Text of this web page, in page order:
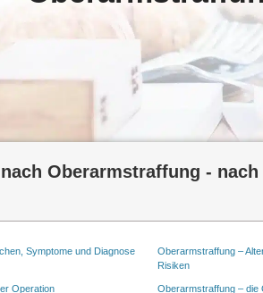
Oberarmstraffung -
Symptome und Diagnose
Oberarmstraffung –
Risiken
Operation Oberarmstraffung – die